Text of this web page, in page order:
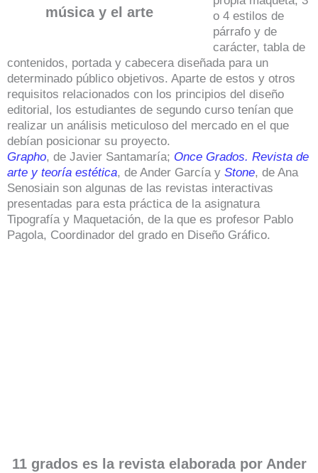
música y el arte
o 4 estilos de
párrafo y de
carácter, tabla de
contenidos, portada y cabecera diseñada para un
determinado público objetivos. Aparte de estos y otros
requisitos relacionados con los principios del diseño
editorial, los estudiantes de segundo curso tenían que
realizar un análisis meticuloso del mercado en el que
debían posicionar su proyecto.
Grapho, de Javier Santamaría; Once Grados. Revista de
arte y teoría estética, de Ander García y Stone, de Ana
Senosiain son algunas de las revistas interactivas
presentadas para esta práctica de la asignatura
Tipografía y Maquetación, de la que es profesor Pablo
Pagola, Coordinador del grado en Diseño Gráfico.
11 grados es la revista elaborada por Ander